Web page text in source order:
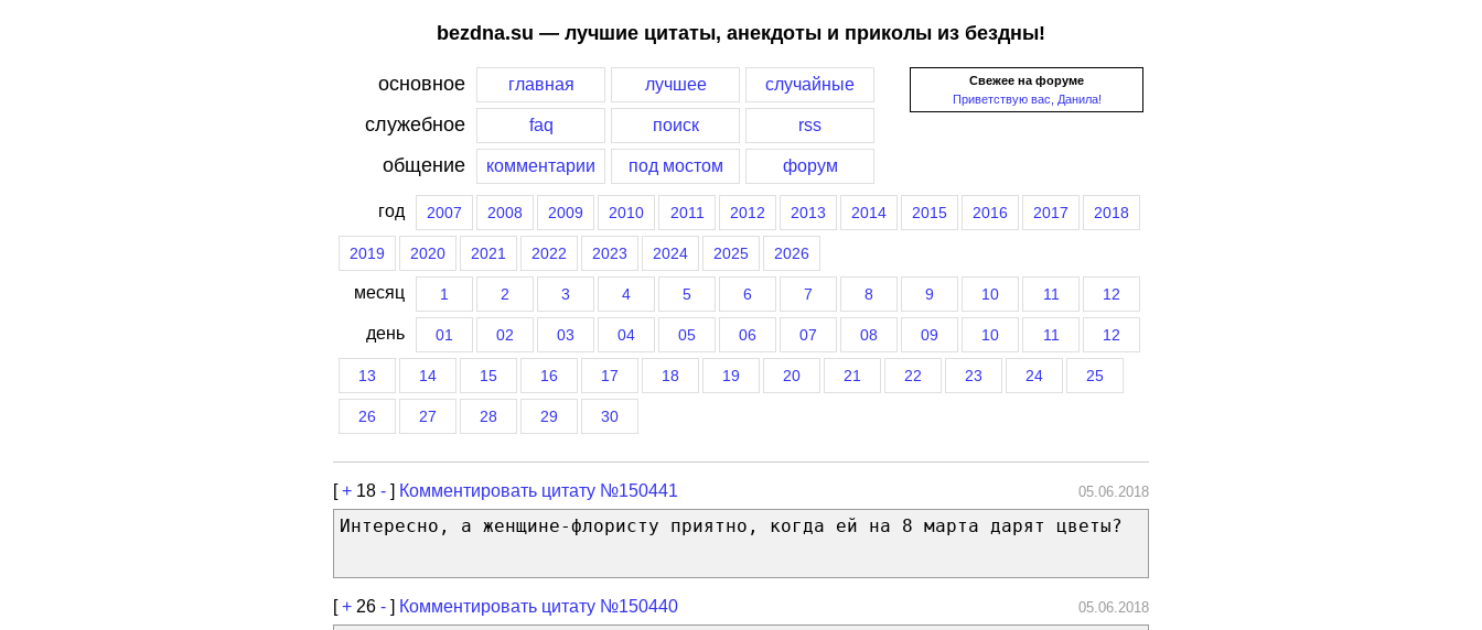
bezdna.su — лучшие цитаты, анекдоты и приколы из бездны!
Свежее на форуме
Приветствую вас, Данила!
основное главная лучшее случайные
служебное faq поиск rss
общение комментарии под мостом форум
год 2007 2008 2009 2010 2011 2012 2013 2014 2015 2016 2017 2018
2019 2020 2021 2022 2023 2024 2025 2026
месяц 1 2 3 4 5 6 7 8 9 10 11 12
день 01 02 03 04 05 06 07 08 09 10 11 12
13 14 15 16 17 18 19 20 21 22 23 24 25
26 27 28 29 30
[+ 18 - ] Комментировать цитату №150441 05.06.2018
Интересно, а женщине-флористу приятно, когда ей на 8 марта дарят цветы?
[+ 26 - ] Комментировать цитату №150440 05.06.2018